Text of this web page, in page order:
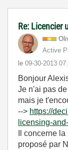
Re: Licencier
Active
le ‎09-30-2013
Bonjour
Je n'ai pas
mais je
--> https://
licensing-
Il concerne
proposé par